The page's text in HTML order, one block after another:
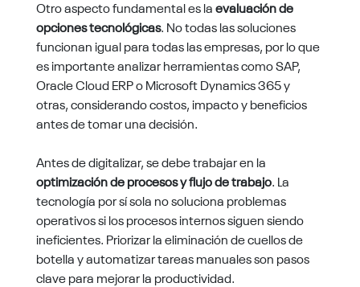
Otro aspecto fundamental es laevaluación de
opciones tecnológicas. No todas las soluciones
funcionan igual para todas las empresas, por lo que
es importante analizar herramientas comoSAP,
Oracle Cloud ERP o Microsoft Dynamics 365y
otras, considerando costos, impacto y beneficios
antes de tomar una decisión.
Antes de digitalizar, se debe trabajar en la
optimización de procesos y flujo de trabajo. La
tecnología por sí sola no soluciona problemas
operativos si los procesos internos siguen siendo
ineficientes. Priorizar la eliminación de cuellos de
botella y automatizar tareas manuales son pasos
clave para mejorar la productividad.